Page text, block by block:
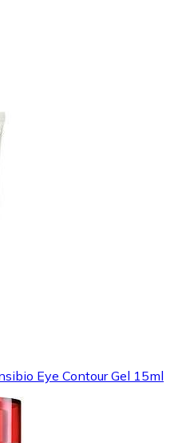
Eye Contour Gel 15ml